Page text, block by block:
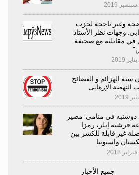
وغير ناجحة لحزب
وجهات نظر الأستاذ
في مقابلته مع صحيفة
2018 كان سنة الهزائم و الفضائح
النهضة الإرهابى
دوشنبه فى منامى: مصير
فرشته إيلر، رمزا
غير قابلة للكسر بين
واستونيا
جميع الأخبار